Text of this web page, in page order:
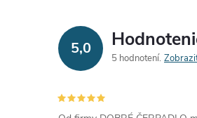
5,0
5 hodnotení